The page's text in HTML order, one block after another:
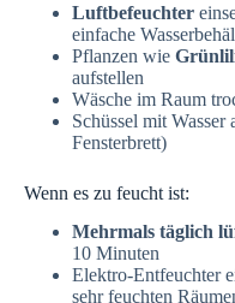
Luftbefeuchter
einfache
Pflanzen wie
aufstellen
Wäsche im Raum
Schüssel mit
Fensterbrett)
Wenn es zu feucht ist:
Mehrmals täglich
10 Minuten
Elektro-Entfeuchter
sehr feuchten